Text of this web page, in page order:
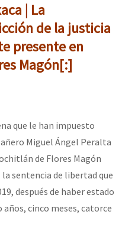
| La
de la justicia
presente en
Magón[:]
que le han impuesto
Miguel Ángel Peralta
de Flores Magón
sentencia de libertad que
después de haber estado
cinco meses, catorce